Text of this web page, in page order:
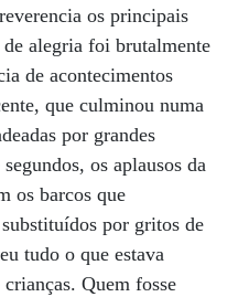
os principais
alegria foi brutalmente
de acontecimentos
que culminou numa
por grandes
os aplausos da
os barcos que
por gritos de
tudo o que estava
Quem fosse